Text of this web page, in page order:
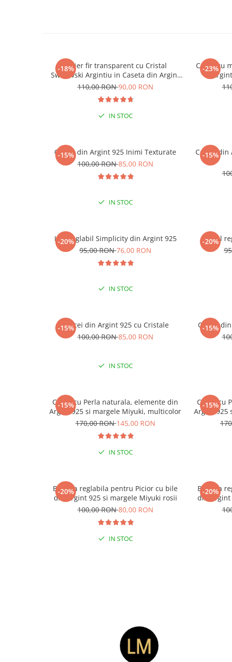
-18%
Colier fir transparent cu Cristal
Swarovski Argintiu in Caseta din Argint
925
110,00 RON90,00 RON
IN STOC
-23%
-15%
LA
Colier cu
-15%
Cercei din Argint 925 Inimi Texturate
100,00 RON85,00 RON
IN STOC
-15%
Cercei din
-20%
Inel reglabil Simplicity din Argint 925
95,00 RON76,00 RON
IN STOC
-20%
Inel
-15%
Cercei din Argint 925 cu Cristale
100,00 RON85,00 RON
IN STOC
-15%
Cercei
-15%
Colier cu Perla naturala, elemente din
Argint 925 si margele Miyuki, multicolor
170,00 RON145,00 RON
IN STOC
-15%
Colier cu
Argint 925
-20%
Bratara reglabila pentru Picior cu bile
din Argint 925 si margele Miyuki rosii
100,00 RON80,00 RON
IN STOC
-20%
-15%
Bratara
din Argint